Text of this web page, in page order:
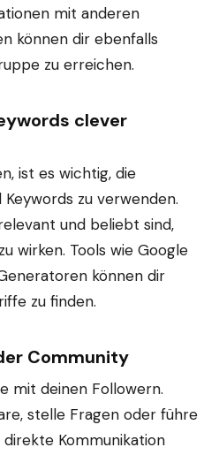
mit anderen
können dir ebenfalls
zu erreichen.
clever
ist es wichtig, die
zu verwenden.
und beliebt sind,
wirken. Tools wie Google
können dir
zu finden.
Community
mit deinen Followern.
stelle Fragen oder führe
Kommunikation